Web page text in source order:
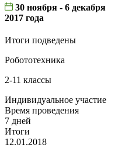
30 ноября - 6 декабря
2017 года
Итоги подведены
Робототехника
2-11 классы
Индивидуальное участие
Время проведения
7 дней
Итоги
12.01.2018